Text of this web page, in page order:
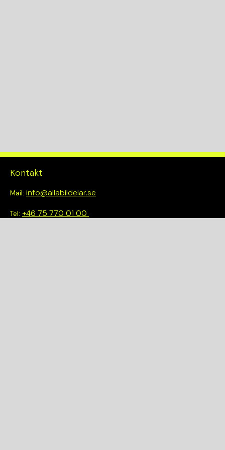
Kontakt
Mail: info@allabildelar.se
Tel: +46 75 770 01 00